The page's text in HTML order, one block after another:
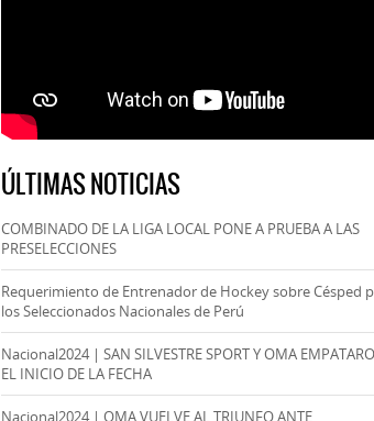
ÚLTIMAS NOTICIAS
COMBINADO DE LA LIGA LOCAL PONE A PRUEBA A LAS
PRESELECCIONES
Requerimiento de Entrenador de Hockey sobre Césped
los Seleccionados Nacionales de Perú
Nacional2024 | SAN SILVESTRE SPORT Y OMA
EL INICIO DE LA FECHA
Nacional2024 | OMA VUELVE AL TRIUNFO ANTE